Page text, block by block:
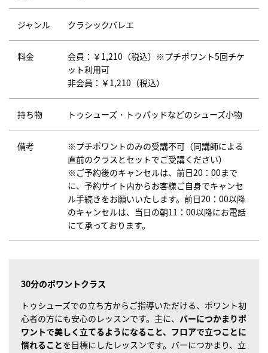
ジャンル クラシックバレエ
料金
会員：￥1,210（税込）※プチポワント5回チケ
ット利用可
非会員：￥1,210（税込）
持ち物 トゥシューズ・トゥパッドなどのシューズ小物
備考
※プチポワントのみの受講不可（同講師による
直前のクラスとセットでご受講ください）
※ご予約後のキャンセルは、前日20：00まで
に、予約サイト内からお客様ご自身でキャンセ
ル手続きをお願いいたします。前日20：00以降
のキャンセルは、当日の朝11：00以降にお電話
にて承っております。
30分のポワントクラス
トゥシューズでの立ち方からご指導いただける、ポワント初
心者の方にも安心のレッスンです。主に、 バーにつかまりポ
ワントで美しく立てるようになること、フロアで立つことに
慣れることを目標にしたレッスンです。バーにつかまり、立